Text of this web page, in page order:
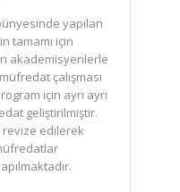
yapılan
tamamı için
akademisyenlerle
çalışması
için ayrı ayrı
geliştirilmiştir.
revize edilerek